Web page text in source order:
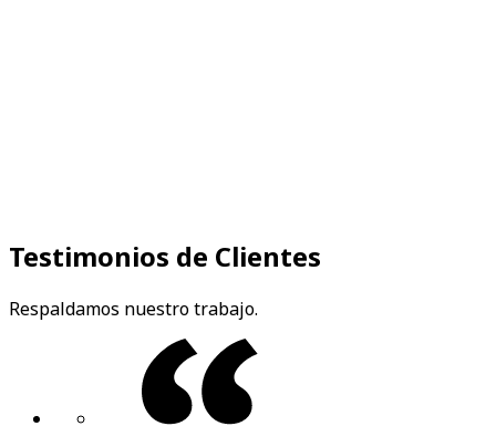
Testimonios de Clientes
Respaldamos nuestro trabajo.